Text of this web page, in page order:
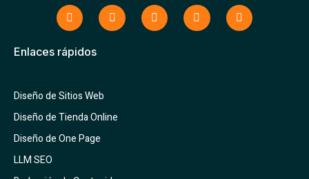
Enlaces rápidos
Diseño de Sitios Web
Diseño de Tienda Online
Diseño de One Page
LLM SEO